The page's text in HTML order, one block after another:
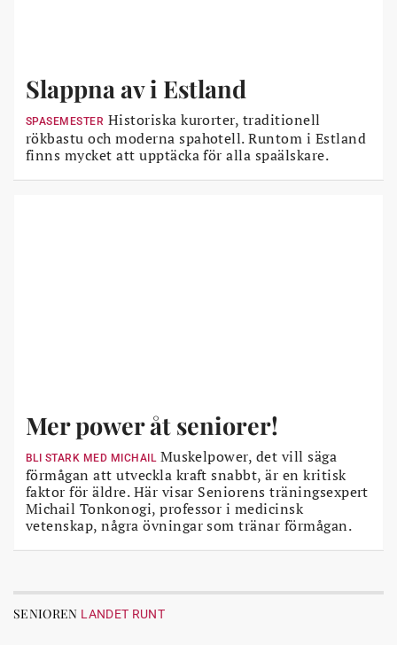
Slappna av i Estland
SPASEMESTER Historiska kurorter, traditionell
rökbastu och moderna spahotell. Runtom i Estland
finns mycket att upptäcka för alla spaälskare.
Mer power åt seniorer!
BLI STARK MED MICHAILMuskelpower, det vill säga
förmågan att utveckla kraft snabbt, är en kritisk
faktor för äldre. Här visar Seniorens träningsexpert
Michail Tonkonogi, professor i medicinsk
vetenskap, några övningar som tränar förmågan.
SENIOREN LANDET RUNT